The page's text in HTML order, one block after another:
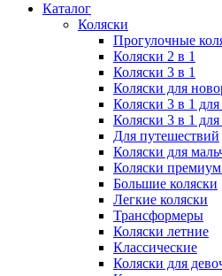
Каталог
Коляски
Прогулочные
Коляски 2 в 1
Коляски 3 в 1
Коляски для
Коляски 3 в 1
Коляски 3 в 1
Для путешествий
Коляски для
Коляски премиум
Большие коляски
Легкие коляски
Трансформеры
Коляски летние
Классические
Коляски для